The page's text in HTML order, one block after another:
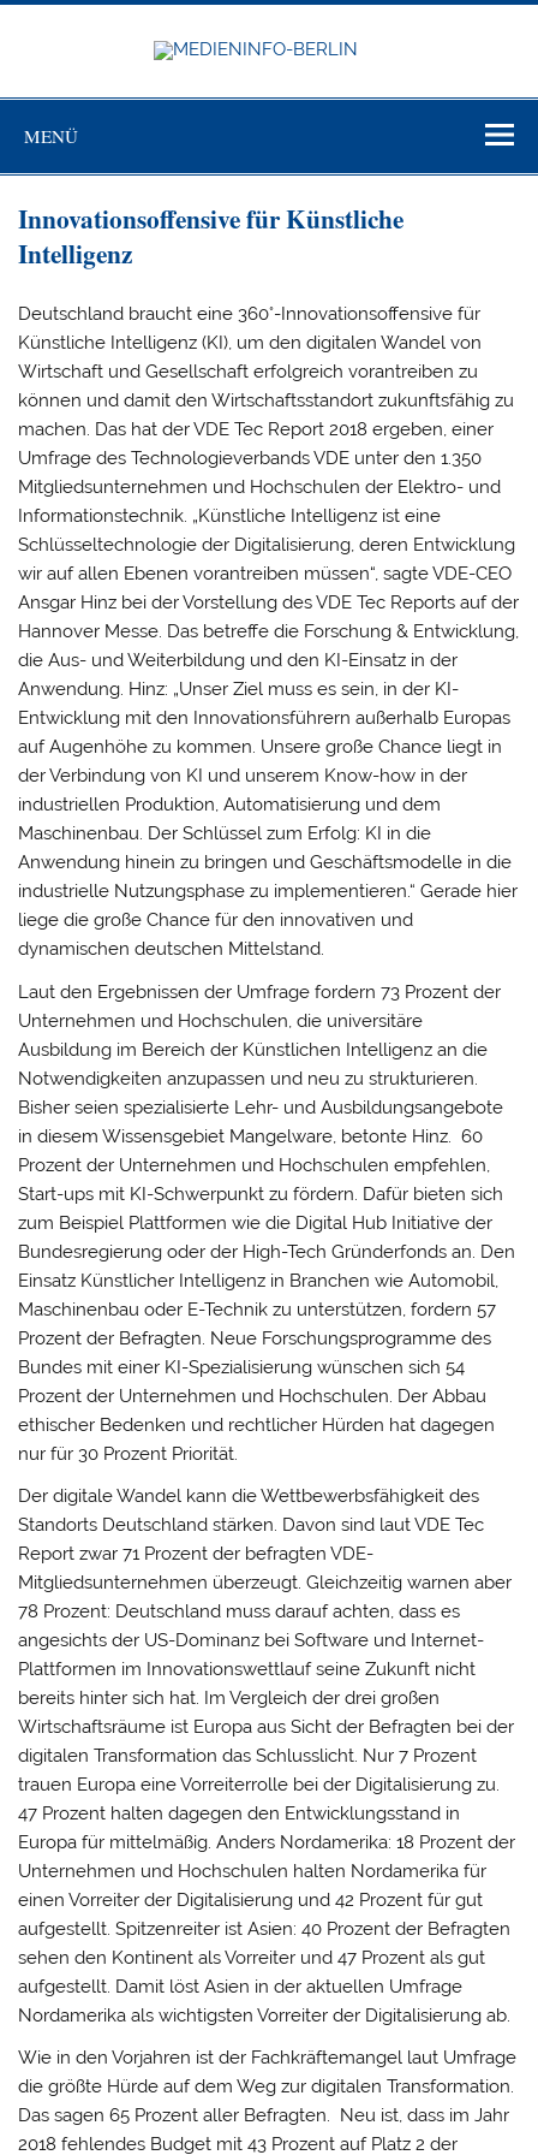
Zum
MENÜ
Innovationsoffensive für Künstliche
Intelligenz
Deutschland braucht eine 360°-Innovationsoffensive für
Künstliche Intelligenz (KI), um den digitalen Wandel von
Wirtschaft und Gesellschaft erfolgreich vorantreiben zu
können und damit den Wirtschaftsstandort zukunftsfähig zu
machen. Das hat der VDE Tec Report 2018 ergeben, einer
Umfrage des Technologieverbands VDE unter den 1.350
Mitgliedsunternehmen und Hochschulen der Elektro- und
Informationstechnik. „Künstliche Intelligenz ist eine
Schlüsseltechnologie der Digitalisierung, deren Entwicklung
wir auf allen Ebenen vorantreiben müssen“, sagte VDE-CEO
Ansgar Hinz bei der Vorstellung des VDE Tec Reports auf der
Hannover Messe. Das betreffe die Forschung & Entwicklung,
die Aus- und Weiterbildung und den KI-Einsatz in der
Anwendung. Hinz: „Unser Ziel muss es sein, in der KI-
Entwicklung mit den Innovationsführern außerhalb Europas
auf Augenhöhe zu kommen. Unsere große Chance liegt in
der Verbindung von KI und unserem Know-how in der
industriellen Produktion, Automatisierung und dem
Maschinenbau. Der Schlüssel zum Erfolg: KI in die
Anwendung hinein zu bringen und Geschäftsmodelle in die
industrielle Nutzungsphase zu implementieren.“ Gerade hier
liege die große Chance für den innovativen und
dynamischen deutschen Mittelstand.
Laut den Ergebnissen der Umfrage fordern 73 Prozent der
Unternehmen und Hochschulen, die universitäre
Ausbildung im Bereich der Künstlichen Intelligenz an die
Notwendigkeiten anzupassen und neu zu strukturieren.
Bisher seien spezialisierte Lehr- und Ausbildungsangebote
in diesem Wissensgebiet Mangelware, betonte Hinz. 60
Prozent der Unternehmen und Hochschulen empfehlen,
Start-ups mit KI-Schwerpunkt zu fördern. Dafür bieten sich
zum Beispiel Plattformen wie die Digital Hub Initiative der
Bundesregierung oder der High-Tech Gründerfonds an. Den
Einsatz Künstlicher Intelligenz in Branchen wie Automobil,
Maschinenbau oder E-Technik zu unterstützen, fordern 57
Prozent der Befragten. Neue Forschungsprogramme des
Bundes mit einer KI-Spezialisierung wünschen sich 54
Prozent der Unternehmen und Hochschulen. Der Abbau
ethischer Bedenken und rechtlicher Hürden hat dagegen
nur für 30 Prozent Priorität.
Der digitale Wandel kann die Wettbewerbsfähigkeit des
Standorts Deutschland stärken. Davon sind laut VDE Tec
Report zwar 71 Prozent der befragten VDE-
Mitgliedsunternehmen überzeugt. Gleichzeitig warnen aber
78 Prozent: Deutschland muss darauf achten, dass es
angesichts der US-Dominanz bei Software und Internet-
Plattformen im Innovationswettlauf seine Zukunft nicht
bereits hinter sich hat. Im Vergleich der drei großen
Wirtschaftsräume ist Europa aus Sicht der Befragten bei der
digitalen Transformation das Schlusslicht. Nur 7 Prozent
trauen Europa eine Vorreiterrolle bei der Digitalisierung zu.
47 Prozent halten dagegen den Entwicklungsstand in
Europa für mittelmäßig. Anders Nordamerika: 18 Prozent der
Unternehmen und Hochschulen halten Nordamerika für
einen Vorreiter der Digitalisierung und 42 Prozent für gut
aufgestellt. Spitzenreiter ist Asien: 40 Prozent der Befragten
sehen den Kontinent als Vorreiter und 47 Prozent als gut
aufgestellt. Damit löst Asien in der aktuellen Umfrage
Nordamerika als wichtigsten Vorreiter der Digitalisierung ab.
Wie in den Vorjahren ist der Fachkräftemangel laut Umfrage
die größte Hürde auf dem Weg zur digitalen Transformation.
Das sagen 65 Prozent aller Befragten. Neu ist, dass im Jahr
2018 fehlendes Budget mit 43 Prozent auf Platz 2 der